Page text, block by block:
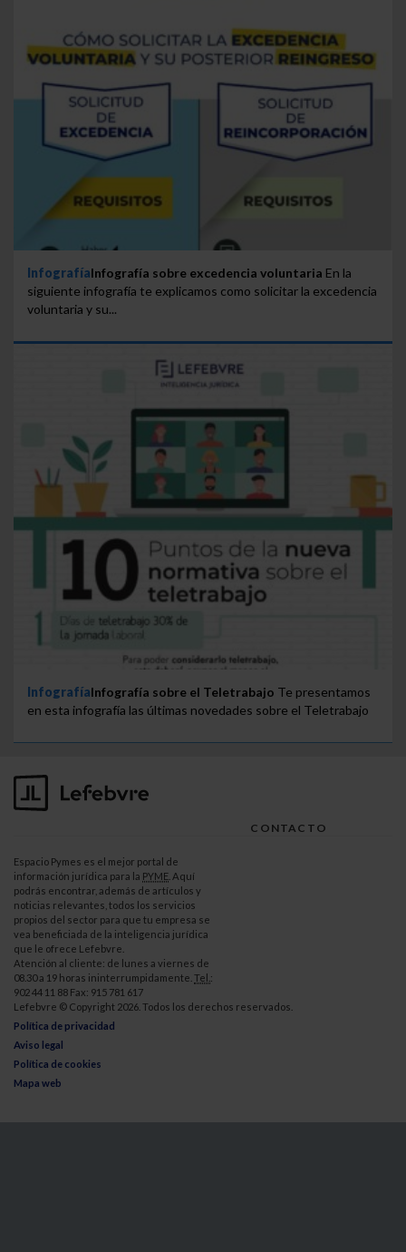
InfografíaInfografía sobre excedencia voluntaria En la
siguiente infografía te explicamos como solicitar la excedencia
voluntaria y su...
InfografíaInfografía sobre el Teletrabajo Te presentamos
en esta infografía las últimas novedades sobre el Teletrabajo
CONTACTO
Espacio Pymes es el mejor portal de
información jurídica para la PYME . Aquí
podrás encontrar, además de artículos y
noticias relevantes, todos los servicios
propios del sector para que tu empresa se
vea beneficiada de la inteligencia jurídica
que le ofrece Lefebvre.
Atención al cliente: de lunes a viernes de
08.30 a 19 horas ininterrumpidamente. Tel. :
902 44 11 88 Fax: 915 781 617
Lefebvre © Copyright 2026. Todos los derechos reservados.
Política de privacidad
Aviso legal
Política de cookies
Mapa web